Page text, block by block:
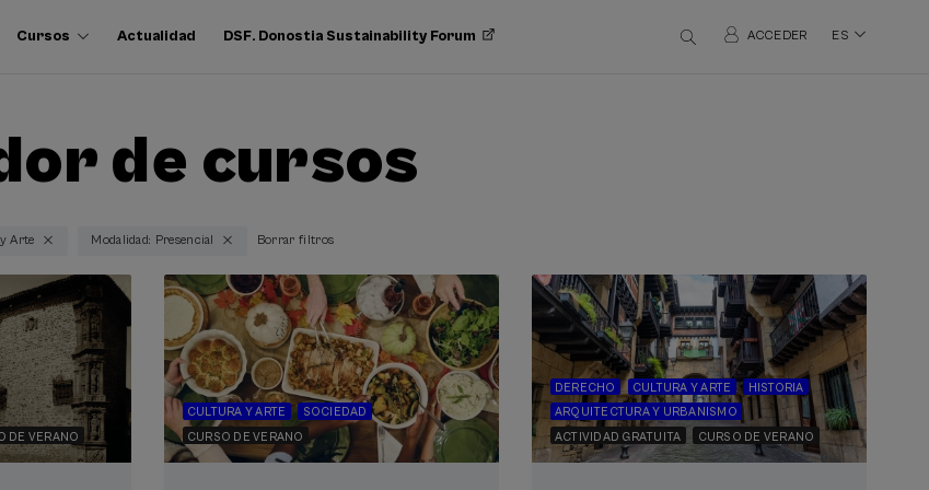
Cursos Actualidad DSF. Donostia Sustainability Forum ACCEDER ES
de cursos
Arte Modalidad: Presencial Borrar filtros
DE VERANO
CULTURA Y ARTE
SOCIEDAD
CURSO DE VERANO
DERECHO CULTURA Y ARTE
HISTORIA
ARQUITECTURA Y URBANISMO
ACTIVIDAD GRATUITA
CURSO DE VERANO